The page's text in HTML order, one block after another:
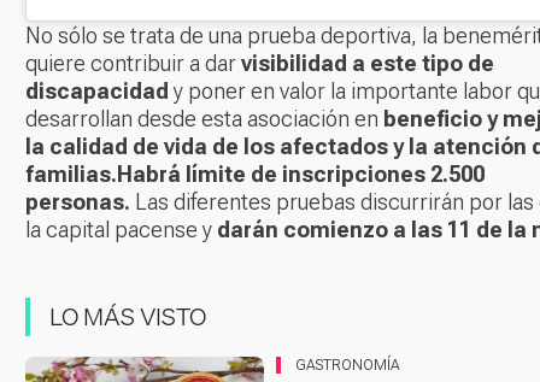
No sólo se trata de una prueba deportiva, la
quiere contribuir a darvisibilidad a este tipo de
discapacidady poner en valor la importante labor
desarrollan desde esta asociación en beneficio y
la calidad de vida de los afectados y la atención
familias.Habrá límite de inscripciones 2.500
personas. Las diferentes pruebas discurrirán por las
la capital pacense y darán comienzo a las 11 de la
LO MÁS VISTO
GASTRONOMÍA